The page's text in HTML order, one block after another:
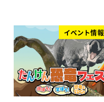
イベント情報